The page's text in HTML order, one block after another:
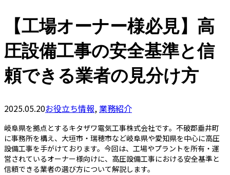
【工場オーナー様必見】高
圧設備工事の安全基準と信
頼できる業者の見分け方
2025.05.20お役立ち情報,業務紹介
岐阜県を拠点とするキタザワ電気工事株式会社です。不破郡垂井町
に事務所を構え、大垣市・瑞穂市など岐阜県や愛知県を中心に高圧
設備工事を手がけております。今回は、工場やプラントを所有・運
営されているオーナー様向けに、高圧設備工事における安全基準と
信頼できる業者の選び方について解説します。